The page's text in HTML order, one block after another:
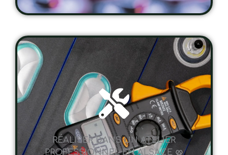
RÉALISER DANS UN ATELIER
PROFESSIONNEL EN ALSACE 🥨